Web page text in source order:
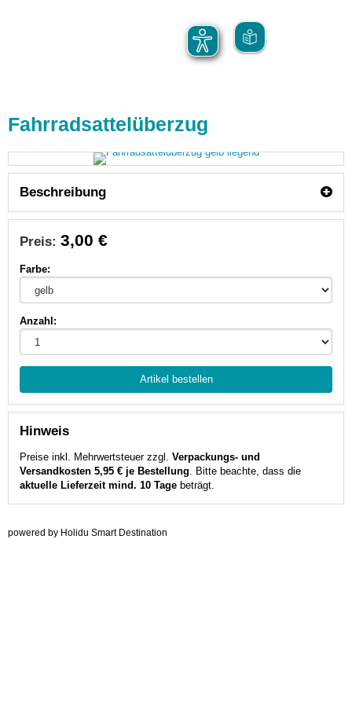
Fahrradsattelüberzug
Beschreibung
Preis: 3,00 €
Farbe:
Anzahl:
Artikel bestellen
Hinweis
Preise inkl. Mehrwertsteuer zzgl. Verpackungs- und
Versandkosten 5,95 € je Bestellung. Bitte beachte, dass die
aktuelle Lieferzeit mind. 10 Tage beträgt.
powered by Holidu Smart Destination